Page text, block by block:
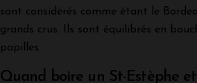
sont considérés comme étant le
grands crus. Ils sont équilibrés en
papilles.
Quand boire un St-Estèphe